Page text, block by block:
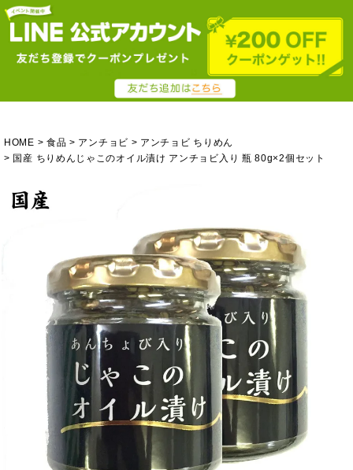
HOME 食品 アンチョビ
アンチョビ ちりめん
国産 ちりめんじゃこのオイル漬け アンチョビ入り 瓶 80g×2個セット